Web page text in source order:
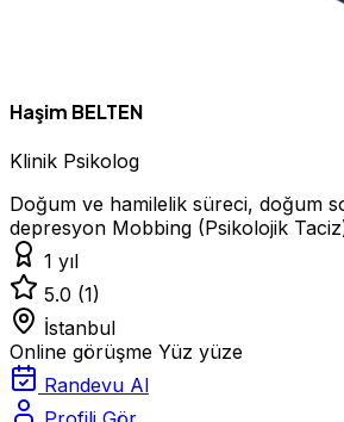
Haşim BELTEN
Klinik Psikolog
Doğum ve hamilelik süreci, doğum
depresyon Mobbing (Psikolojik
1 yıl
5.0 (1)
İstanbul
Online görüşme Yüz yüze
Randevu Al